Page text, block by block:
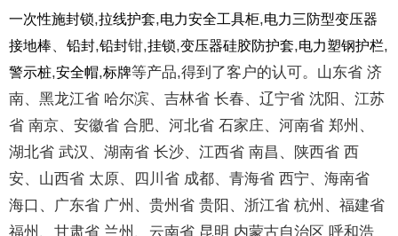
一次性施封锁,拉线护套,电力安全工具柜,电力三防型变压器
接地棒、铅封,铅封钳,挂锁,变压器硅胶防护套,电力塑钢护栏,
警示桩,安全帽,标牌等产品,得到了客户的认可。山东省 济
南、黑龙江省 哈尔滨、吉林省 长春、辽宁省 沈阳、江苏
省 南京、安徽省 合肥、河北省 石家庄、河南省 郑州、
湖北省 武汉、湖南省 长沙、江西省 南昌、陕西省 西
安、山西省 太原、四川省 成都、青海省 西宁、海南省
海口、广东省 广州、贵州省 贵阳、浙江省 杭州、福建省
福州、甘肃省 兰州、云南省 昆明 内蒙古自治区 呼和浩